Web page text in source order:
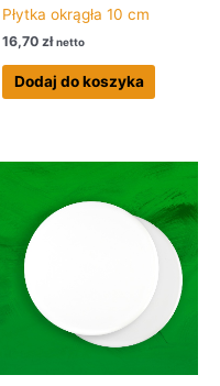
Płytka okrągła 10 cm
16,70zł netto
Dodaj do koszyka